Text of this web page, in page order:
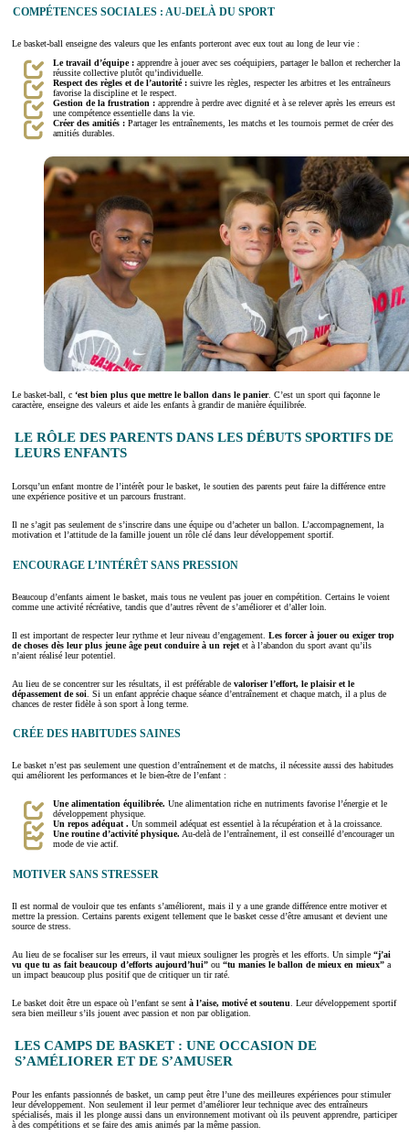
COMPÉTENCES SOCIALES : AU-DELÀ DU SPORT
Le basket-ball enseigne des valeurs que les enfants porteront avec eux tout au long de leur vie :
Le travail d’équipe : apprendre à jouer avec ses coéquipiers, partager le ballon et rechercher la
réussite collective plutôt qu’individuelle.
Respect des règles et de l’autorité : suivre les règles, respecter les arbitres et les entraîneurs
favorise la discipline et le respect.
Gestion de la frustration : apprendre à perdre avec dignité et à se relever après les erreurs est
une compétence essentielle dans la vie.
Créer des amitiés : Partager les entraînements, les matchs et les tournois permet de créer des
amitiés durables.
Le basket-ball, c ‘est bien plus que mettre le ballon dans le panier. C’est un sport qui façonne le
caractère, enseigne des valeurs et aide les enfants à grandir de manière équilibrée.
LE RÔLE DES PARENTS DANS LES DÉBUTS SPORTIFS DE
LEURS ENFANTS
Lorsqu’un enfant montre de l’intérêt pour le basket, le soutien des parents peut faire la différence entre
une expérience positive et un parcours frustrant.
Il ne s’agit pas seulement de s’inscrire dans une équipe ou d’acheter un ballon. L’accompagnement, la
motivation et l’attitude de la famille jouent un rôle clé dans leur développement sportif.
ENCOURAGE L’INTÉRÊT SANS PRESSION
Beaucoup d’enfants aiment le basket, mais tous ne veulent pas jouer en compétition. Certains le voient
comme une activité récréative, tandis que d’autres rêvent de s’améliorer et d’aller loin.
Il est important de respecter leur rythme et leur niveau d’engagement. Les forcer à jouer ou exiger trop
de choses dès leur plus jeune âge peut conduire à un rejet et à l’abandon du sport avant qu’ils
n’aient réalisé leur potentiel.
Au lieu de se concentrer sur les résultats, il est préférable de valoriser l’effort, le plaisir et le
dépassement de soi . Si un enfant apprécie chaque séance d’entraînement et chaque match, il a plus de
chances de rester fidèle à son sport à long terme.
CRÉE DES HABITUDES SAINES
Le basket n’est pas seulement une question d’entraînement et de matchs, il nécessite aussi des habitudes
qui améliorent les performances et le bien-être de l’enfant :
Une alimentation équilibrée. Une alimentation riche en nutriments favorise l’énergie et le
développement physique.
Un repos adéquat . Un sommeil adéquat est essentiel à la récupération et à la croissance.
Une routine d’activité physique. Au-delà de l’entraînement, il est conseillé d’encourager un
mode de vie actif.
MOTIVER SANS STRESSER
Il est normal de vouloir que tes enfants s’améliorent, mais il y a une grande différence entre motiver et
mettre la pression. Certains parents exigent tellement que le basket cesse d’être amusant et devient une
source de stress.
Au lieu de se focaliser sur les erreurs, il vaut mieux souligner les progrès et les efforts. Un simple “j’ai
vu que tu as fait beaucoup d’efforts aujourd’hui” ou “tu manies le ballon de mieux en mieux” a
un impact beaucoup plus positif que de critiquer un tir raté.
Le basket doit être un espace où l’enfant se sent à l’aise, motivé et soutenu . Leur développement sportif
sera bien meilleur s’ils jouent avec passion et non par obligation.
LES CAMPS DE BASKET : UNE OCCASION DE
S’AMÉLIORER ET DE S’AMUSER
Pour les enfants passionnés de basket, un camp peut être l’une des meilleures expériences pour stimuler
leur développement. Non seulement il leur permet d’améliorer leur technique avec des entraîneurs
spécialisés, mais il les plonge aussi dans un environnement motivant où ils peuvent apprendre, participer
à des compétitions et se faire des amis animés par la même passion.